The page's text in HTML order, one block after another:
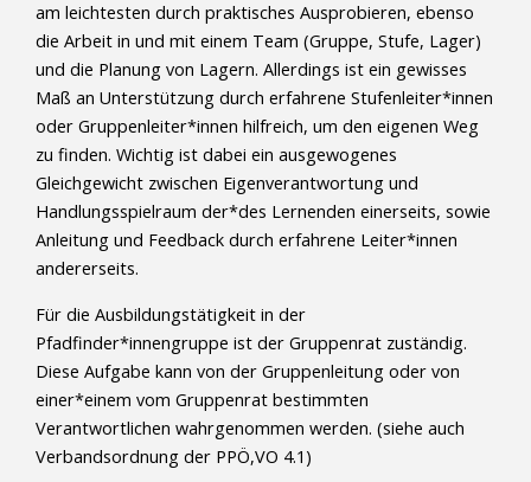
am leichtesten durch praktisches Ausprobieren, ebenso
die Arbeit in und mit einem Team (Gruppe, Stufe, Lager)
und die Planung von Lagern. Allerdings ist ein gewisses
Maß an Unterstützung durch erfahrene Stufenleiter*innen
oder Gruppenleiter*innen hilfreich, um den eigenen Weg
zu finden. Wichtig ist dabei ein ausgewogenes
Gleichgewicht zwischen Eigenverantwortung und
Handlungsspielraum der*des Lernenden einerseits, sowie
Anleitung und Feedback durch erfahrene Leiter*innen
andererseits.
Für die Ausbildungstätigkeit in der
Pfadfinder*innengruppe ist der Gruppenrat zuständig.
Diese Aufgabe kann von der Gruppenleitung oder von
einer*einem vom Gruppenrat bestimmten
Verantwortlichen wahrgenommen werden. (siehe auch
Verbandsordnung der PPÖ,VO 4.1)